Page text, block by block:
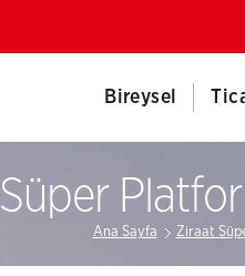
Bireysel
Süper
Ana Sayfa Ziraat